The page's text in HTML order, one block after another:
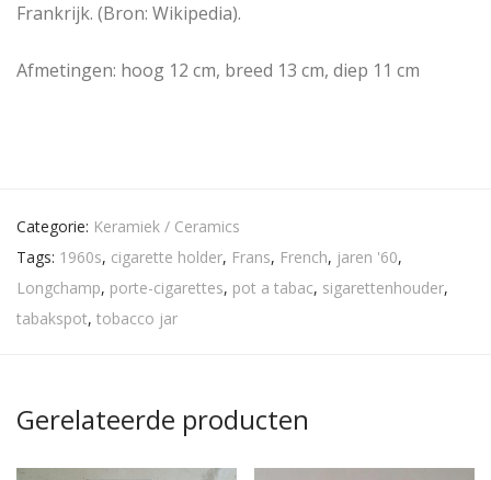
Frankrijk. (Bron: Wikipedia).
Afmetingen: hoog 12 cm, breed 13 cm, diep 11 cm
Categorie: Keramiek / Ceramics
Tags: 1960s, cigarette holder, Frans, French, jaren '60,
Longchamp, porte-cigarettes, pot a tabac, sigarettenhouder,
tabakspot, tobacco jar
Gerelateerde producten